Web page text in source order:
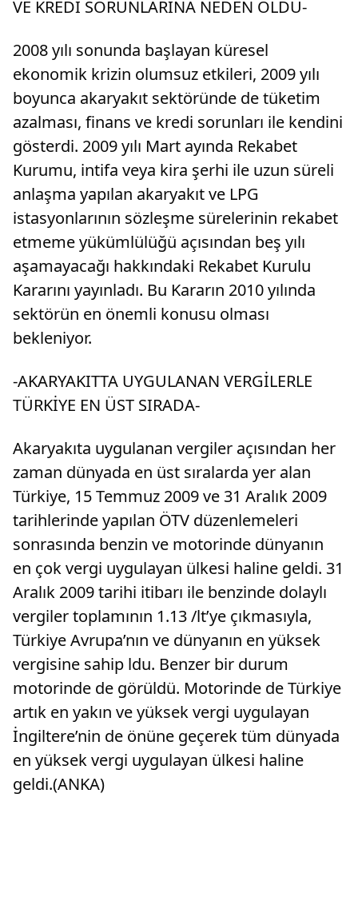
VE KREDİ SORUNLARINA NEDEN OLDU-
2008 yılı sonunda başlayan küresel
ekonomik krizin olumsuz etkileri, 2009 yılı
boyunca akaryakıt sektöründe de tüketim
azalması, finans ve kredi sorunları ile kendini
gösterdi. 2009 yılı Mart ayında Rekabet
Kurumu, intifa veya kira şerhi ile uzun süreli
anlaşma yapılan akaryakıt ve LPG
istasyonlarının sözleşme sürelerinin rekabet
etmeme yükümlülüğü açısından beş yılı
aşamayacağı hakkındaki Rekabet Kurulu
Kararını yayınladı. Bu Kararın 2010 yılında
sektörün en önemli konusu olması
bekleniyor.
-AKARYAKITTA UYGULANAN VERGİLERLE
TÜRKİYE EN ÜST SIRADA-
Akaryakıta uygulanan vergiler açısından her
zaman dünyada en üst sıralarda yer alan
Türkiye, 15 Temmuz 2009 ve 31 Aralık 2009
tarihlerinde yapılan ÖTV düzenlemeleri
sonrasında benzin ve motorinde dünyanın
en çok vergi uygulayan ülkesi haline geldi. 31
Aralık 2009 tarihi itibarı ile benzinde dolaylı
vergiler toplamının 1.13 /lt’ye çıkmasıyla,
Türkiye Avrupa’nın ve dünyanın en yüksek
vergisine sahip ldu. Benzer bir durum
motorinde de görüldü. Motorinde de Türkiye
artık en yakın ve yüksek vergi uygulayan
İngiltere’nin de önüne geçerek tüm dünyada
en yüksek vergi uygulayan ülkesi haline
geldi.(ANKA)